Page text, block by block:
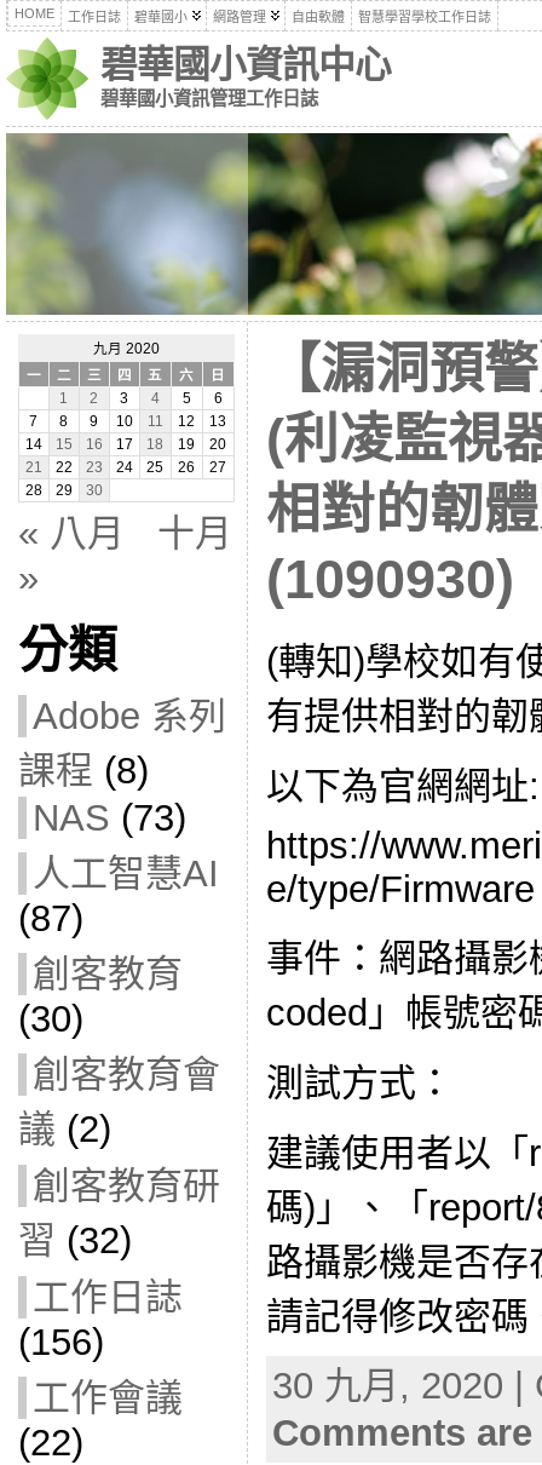
HOME 工作日誌 碧華國小 網路管理 自由軟體 智慧學習學校工作日誌
碧華國小資訊中心
碧華國小資訊管理工作日誌
九月 2020
一
二 三 四 五 六
日
1
2 3 4 5
6
7
8 9 10 11 12
13
14
15 16 17 18 19
20
21
22 23 24 25 26
27
28
29 30
« 八月
十月
»
分類
Adobe 系列
課程 (8)
NAS (73)
人工智慧AI
(87)
創客教育
(30)
創客教育會
議 (2)
創客教育研
習 (32)
工作日誌
(156)
工作會議
(22)
【漏洞預
(利凌監視
相對的韌
(1090930)
(轉知)學校如有
有提供相對的韌
以下為官網網址:
https://
e/type/Firmware
事件：網路攝
coded」帳號密
測試方式：
建議使用者以
碼)」、「
路攝影機是否
請記得修改密碼
30 九月, 2020
Comments